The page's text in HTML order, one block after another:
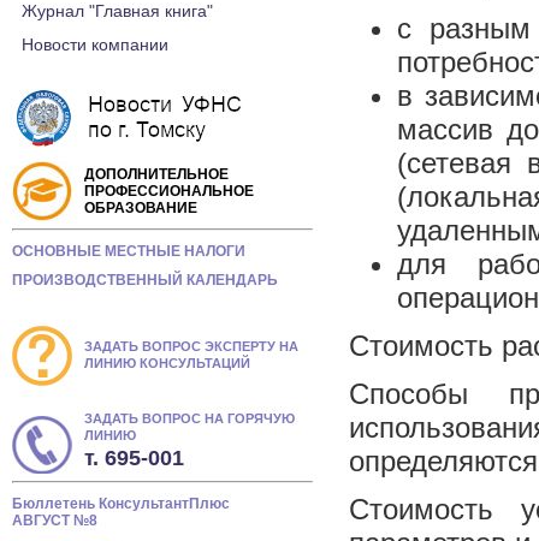
Журнал "Главная книга"
Новости компании
ДОПОЛНИТЕЛЬНОЕ
ПРОФЕССИОНАЛЬНОЕ
ОБРАЗОВАНИЕ
ОСНОВНЫЕ МЕСТНЫЕ НАЛОГИ
ПРОИЗВОДСТВЕННЫЙ КАЛЕНДАРЬ
ЗАДАТЬ ВОПРОС ЭКСПЕРТУ НА
ЛИНИЮ КОНСУЛЬТАЦИЙ
ЗАДАТЬ ВОПРОС НА ГОРЯЧУЮ
ЛИНИЮ
т. 695-001
Бюллетень КонсультантПлюс
АВГУСТ №8
с разным
в
массив
(сетевая
для
Стоимость
Способы
Стоимость